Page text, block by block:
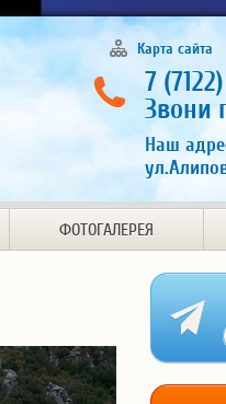
Карта сайта
7
Звони
Наш
ФОТОГАЛЕРЕЯ